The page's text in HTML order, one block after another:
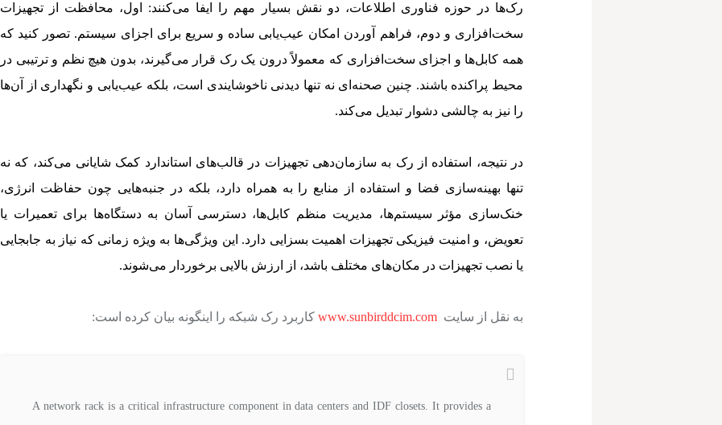
رک‌ها در حوزه فناوری اطلاعات، دو نقش بسیار مهم را ایفا می‌کنند: اول، محافظت از تجهیزات
سخت‌افزاری و دوم، فراهم آوردن امکان عیب‌یابی ساده و سریع برای اجزای سیستم. تصور کنید که
همه کابل‌ها و اجزای سخت‌افزاری که معمولاً درون یک رک قرار می‌گیرند، بدون هیچ نظم و ترتیبی در
محیط پراکنده باشند. چنین صحنه‌ای نه تنها دیدنی ناخوشایندی است، بلکه عیب‌یابی و نگهداری از آن‌ها
را نیز به چالشی دشوار تبدیل می‌کند.
در نتیجه، استفاده از رک به سازمان‌دهی تجهیزات در قالب‌های استاندارد کمک شایانی می‌کند، که نه
تنها بهینه‌سازی فضا و استفاده از منابع را به همراه دارد، بلکه در جنبه‌هایی چون حفاظت انرژی،
خنک‌سازی مؤثر سیستم‌ها، مدیریت منظم کابل‌ها، دسترسی آسان به دستگاه‌ها برای تعمیرات یا
تعویض، و امنیت فیزیکی تجهیزات اهمیت بسزایی دارد. این ویژگی‌ها به ویژه زمانی که نیاز به جابجایی
یا نصب تجهیزات در مکان‌های مختلف باشد، از ارزش بالایی برخوردار می‌شوند.
به نقل از سایت www.sunbirddcim.com کاربرد رک شبکه را اینگونه بیان کرده است:
A network rack is a critical infrastructure component in data centers and IDF closets. It provides a